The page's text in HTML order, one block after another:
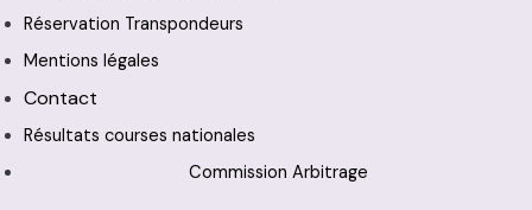
Réservation Transpondeurs
Mentions légales
Contact
Résultats courses nationales
Commission Arbitrage